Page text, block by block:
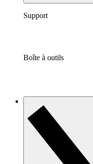
Support
Boîte à outils